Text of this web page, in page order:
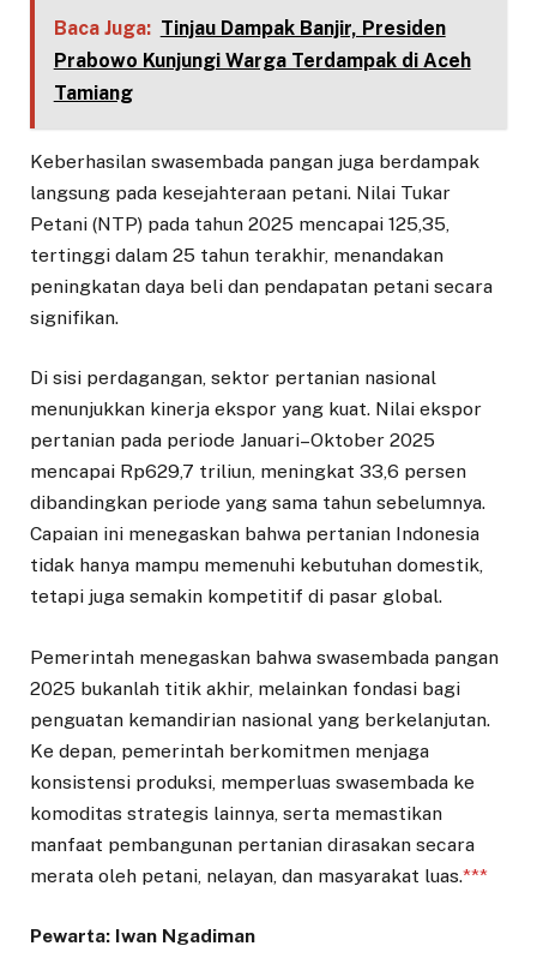
Baca Juga: Tinjau Dampak Banjir, Presiden
Prabowo Kunjungi Warga Terdampak di Aceh
Tamiang
Keberhasilan swasembada pangan juga berdampak
langsung pada kesejahteraan petani. Nilai Tukar
Petani (NTP) pada tahun 2025 mencapai 125,35,
tertinggi dalam 25 tahun terakhir, menandakan
peningkatan daya beli dan pendapatan petani secara
signifikan.
Di sisi perdagangan, sektor pertanian nasional
menunjukkan kinerja ekspor yang kuat. Nilai ekspor
pertanian pada periode Januari–Oktober 2025
mencapai Rp629,7 triliun, meningkat 33,6 persen
dibandingkan periode yang sama tahun sebelumnya.
Capaian ini menegaskan bahwa pertanian Indonesia
tidak hanya mampu memenuhi kebutuhan domestik,
tetapi juga semakin kompetitif di pasar global.
Pemerintah menegaskan bahwa swasembada pangan
2025 bukanlah titik akhir, melainkan fondasi bagi
penguatan kemandirian nasional yang berkelanjutan.
Ke depan, pemerintah berkomitmen menjaga
konsistensi produksi, memperluas swasembada ke
komoditas strategis lainnya, serta memastikan
manfaat pembangunan pertanian dirasakan secara
merata oleh petani, nelayan, dan masyarakat luas.***
Pewarta: Iwan Ngadiman